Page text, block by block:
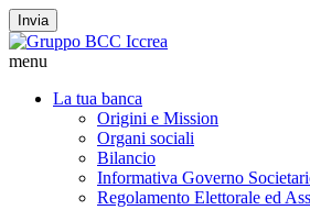
Invia
menu
La tua banca
Origini e Mission
Organi sociali
Bilancio
Informativa Governo
Regolamento Elettorale ed